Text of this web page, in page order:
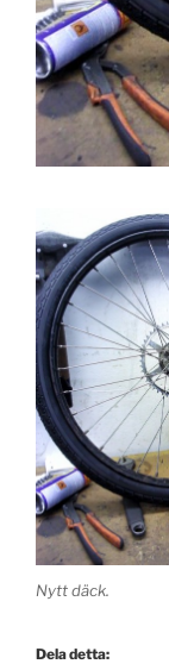
Nytt däck.
Dela detta: